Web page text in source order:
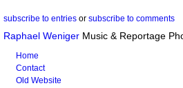
subscribe to entries or subscribe to comments
Raphael Weniger Music & Reportage
Home
Contact
Old Website